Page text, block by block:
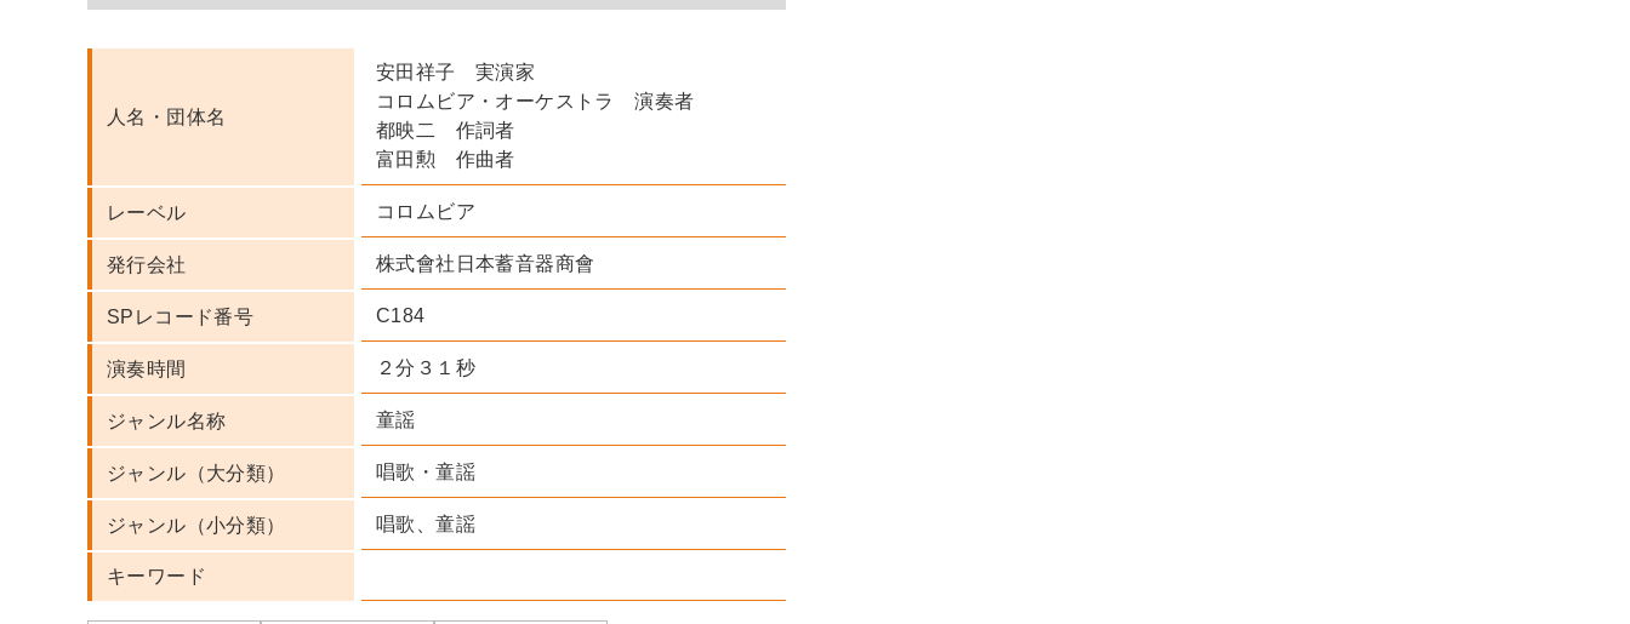
人名・団体名
安田祥子 実演家
コロムビア・オーケストラ 演奏者
都映二 作詞者
富田勲 作曲者
レーベル コロムビア
発行会社 株式會社日本蓄音器商會
SPレコード番号 C184
演奏時間 ２分３１秒
ジャンル名称 童謡
ジャンル（大分類） 唱歌・童謡
ジャンル（小分類） 唱歌、童謡
キーワード